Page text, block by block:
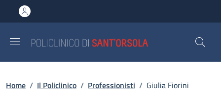
al contenuto principale
to footer content
Briciole di pane
Home / Il Policlinico / Professionisti / Giulia Fiorini